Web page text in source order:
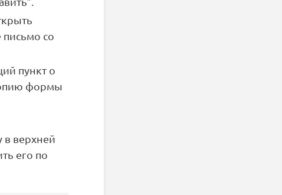
со
пункт о
формы
в верхней
его по